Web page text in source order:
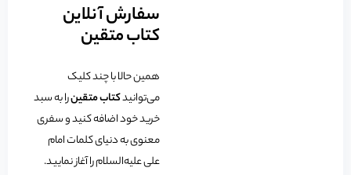
سفارش آنلاین
کتاب متقین
همین حالا با چند کلیک
می‌توانیدکتاب متقینرا به سبد
خرید خود اضافه کنید و سفری
معنوی به دنیای کلمات امام
علی علیه‌السلام را آغاز نمایید.